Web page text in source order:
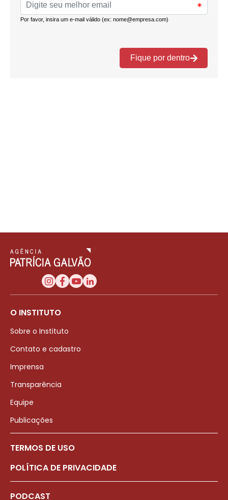
O INSTITUTO
Sobre o Instituto
Contato e cadastro
Imprensa
Transparência
Equipe
Publicações
TERMOS DE USO
POLÍTICA DE PRIVACIDADE
PODCAST